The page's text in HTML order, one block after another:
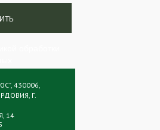
430006,
Г.
14